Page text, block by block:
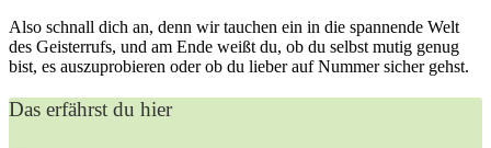
Also schnall dich an, denn wir tauchen ein in die spannende Welt
des Geisterrufs, und am Ende weißt du, ob du selbst mutig genug
bist, es auszuprobieren oder ob du lieber auf Nummer sicher gehst.
Das erfährst du hier